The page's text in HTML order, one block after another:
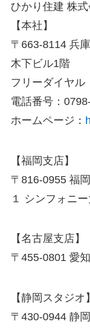
ひかり住建 株
【本社】
〒663-8114 兵
木下ビル1階
フリーダイヤル
電話番号：
ホームページ：
【福岡支店】
〒816-0955 福
１ シンフォニ
【名古屋支店】
〒455-0801 愛
【静岡スタジオ】
〒430-0944 静